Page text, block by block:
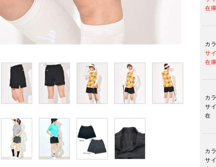
在
カ
サ
在
カ
サ
在
カ
サ